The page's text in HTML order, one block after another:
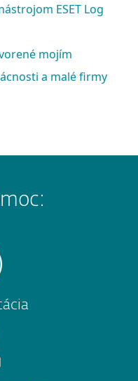
ESET Log
mojím
a malé firmy